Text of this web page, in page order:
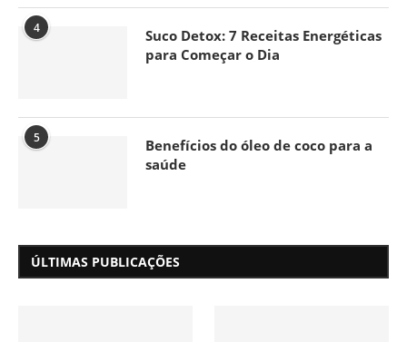
4
Suco Detox: 7 Receitas Energéticas
para Começar o Dia
5
Benefícios do óleo de coco para a
saúde
ÚLTIMAS PUBLICAÇÕES